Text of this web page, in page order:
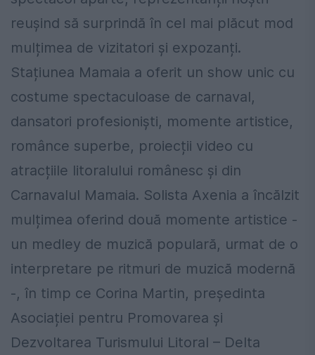
reușind să surprindă în cel mai plăcut mod
mulțimea de vizitatori și expozanți.
Stațiunea Mamaia a oferit un show unic cu
costume spectaculoase de carnaval,
dansatori profesioniști, momente artistice,
românce superbe, proiecții video cu
atracțiile litoralului românesc și din
Carnavalul Mamaia. Solista Axenia a încălzit
mulțimea oferind două momente artistice -
un medley de muzică populară, urmat de o
interpretare pe ritmuri de muzică modernă
-, în timp ce Corina Martin, președinta
Asociației pentru Promovarea și
Dezvoltarea Turismului Litoral – Delta